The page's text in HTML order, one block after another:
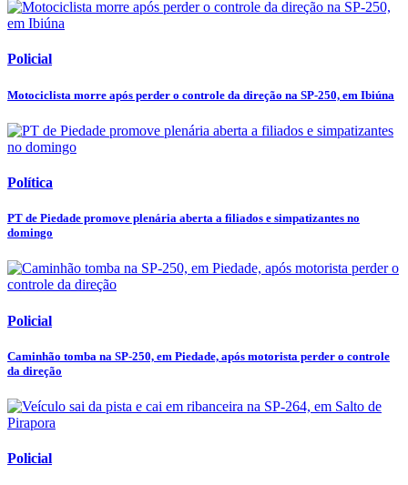
Policial
Motociclista morre após perder o controle da direção na SP-250, em Ibiúna
Política
PT de Piedade promove plenária aberta a filiados e simpatizantes no
domingo
Policial
Caminhão tomba na SP-250, em Piedade, após motorista perder o controle
da direção
Policial